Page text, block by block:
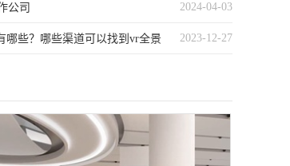
势和利益：- 提升品牌形象：高质量的动画能
新能力。- 增强市场竞争力：独特的动画内容
2024-04-03
公司
2023-12-27
哪些？哪些渠道可以找到vr全景